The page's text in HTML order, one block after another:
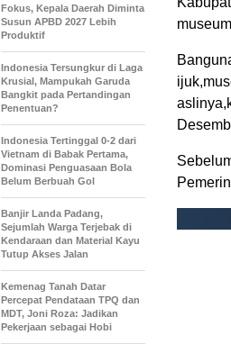
Fokus, Kepala Daerah Diminta
Susun APBD 2027 Lebih
Produktif
Indonesia Tersungkur di Laga
Krusial, Mampukah Garuda
Bangkit pada Pertandingan
Penentuan?
Indonesia Tertinggal 0-2 dari
Vietnam di Babak Pertama,
Dominasi Penguasaan Bola
Belum Berbuah Gol
Banjir Landa Padang,
Sejumlah Warga Terjebak di
Kendaraan dan Material Kayu
Tutup Akses Jalan
Kemenag Tanah Datar
Percepat Pendataan TPQ dan
MDT, Joni Roza: Jadikan
Pekerjaan sebagai Hobi